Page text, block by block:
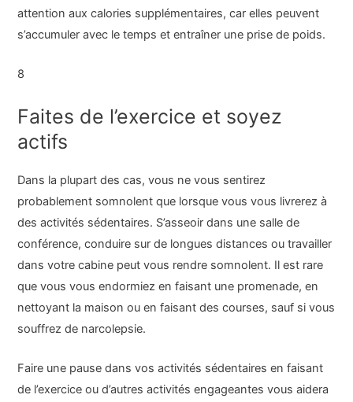
attention aux calories supplémentaires, car elles peuvent
s’accumuler avec le temps et entraîner une prise de poids.
8
Faites de l’exercice et soyez
actifs
Dans la plupart des cas, vous ne vous sentirez
probablement somnolent que lorsque vous vous livrerez à
des activités sédentaires. S’asseoir dans une salle de
conférence, conduire sur de longues distances ou travailler
dans votre cabine peut vous rendre somnolent. Il est rare
que vous vous endormiez en faisant une promenade, en
nettoyant la maison ou en faisant des courses, sauf si vous
souffrez de narcolepsie.
Faire une pause dans vos activités sédentaires en faisant
de l’exercice ou d’autres activités engageantes vous aidera